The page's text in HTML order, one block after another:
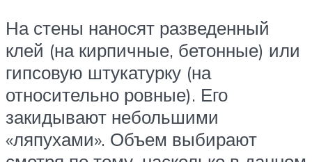
На стены наносят разведенный
клей (на кирпичные, бетонные) или
гипсовую штукатурку (на
относительно ровные). Его
закидывают небольшими
«ляпухами». Объем выбирают